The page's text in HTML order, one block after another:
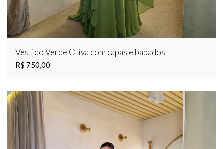
Vestido Verde Oliva com capas e babados
R$ 750,00